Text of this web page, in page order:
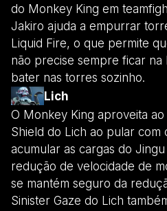
do Monkey King em
Jakiro ajuda a empurrar
Liquid Fire, o que permite
não precise sempre ficar
bater nas torres sozinho.
Lich
O Monkey King aproveita ao
Shield do Lich ao pular com
acumular as cargas do
redução de velocidade de
se mantém seguro da
Sinister Gaze do Lich